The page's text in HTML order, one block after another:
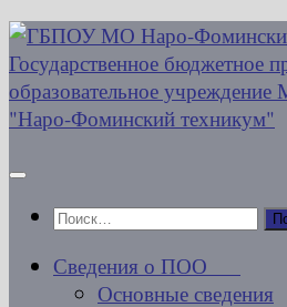
Перейти
к
содержимому
Найти:
Сведения о ПОО
Основные сведения